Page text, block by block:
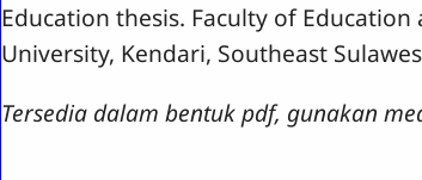
Education thesis. Faculty of
University, Kendari, Southeast
Tersedia dalam bentuk pdf, gunakan